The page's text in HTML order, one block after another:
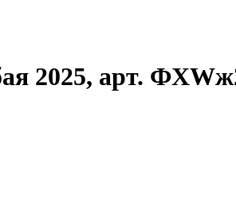
2025, арт.